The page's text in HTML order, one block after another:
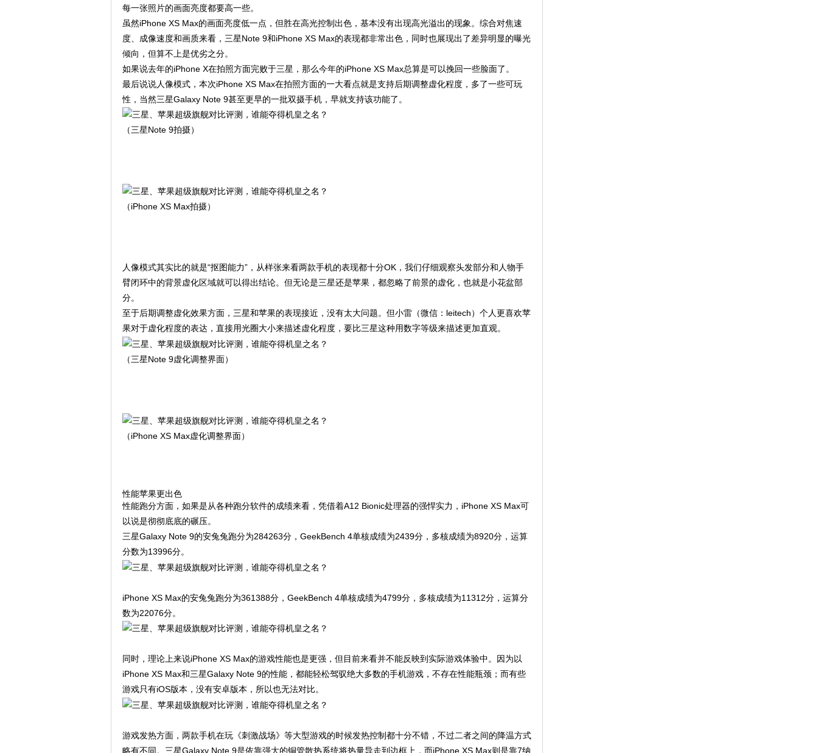
每一张照片的画面亮度都要高一些。
虽然iPhone XS Max的画面亮度低一点，但胜在高光控制出色，基本没有出现高光溢出的现象。综合对焦速
度、成像速度和画质来看，三星Note 9和iPhone XS Max的表现都非常出色，同时也展现出了差异明显的曝光
倾向，但算不上是优劣之分。
如果说去年的iPhone X在拍照方面完败于三星，那么今年的iPhone XS Max总算是可以挽回一些脸面了。
最后说说人像模式，本次iPhone XS Max在拍照方面的一大看点就是支持后期调整虚化程度，多了一些可玩
性，当然三星Galaxy Note 9甚至更早的一批双摄手机，早就支持该功能了。
（三星Note 9拍摄）
（iPhone XS Max拍摄）
人像模式其实比的就是“抠图能力”，从样张来看两款手机的表现都十分OK，我们仔细观察头发部分和人物手
臂闭环中的背景虚化区域就可以得出结论。但无论是三星还是苹果，都忽略了前景的虚化，也就是小花盆部
分。
至于后期调整虚化效果方面，三星和苹果的表现接近，没有太大问题。但小雷（微信：leitech）个人更喜欢苹
果对于虚化程度的表达，直接用光圈大小来描述虚化程度，要比三星这种用数字等级来描述更加直观。
（三星Note 9虚化调整界面）
（iPhone XS Max虚化调整界面）
性能苹果更出色
性能跑分方面，如果是从各种跑分软件的成绩来看，凭借着A12 Bionic处理器的强悍实力，iPhone XS Max可
以说是彻彻底底的碾压。
三星Galaxy Note 9的安兔兔跑分为284263分，GeekBench 4单核成绩为2439分，多核成绩为8920分，运算
分数为13996分。
iPhone XS Max的安兔兔跑分为361388分，GeekBench 4单核成绩为4799分，多核成绩为11312分，运算分
数为22076分。
同时，理论上来说iPhone XS Max的游戏性能也是更强，但目前来看并不能反映到实际游戏体验中。因为以
iPhone XS Max和三星Galaxy Note 9的性能，都能轻松驾驭绝大多数的手机游戏，不存在性能瓶颈；而有些
游戏只有iOS版本，没有安卓版本，所以也无法对比。
游戏发热方面，两款手机在玩《刺激战场》等大型游戏的时候发热控制都十分不错，不过二者之间的降温方式
略有不同。三星Galaxy Note 9是依靠强大的铜管散热系统将热量导走到边框上，而iPhone XS Max则是靠7纳